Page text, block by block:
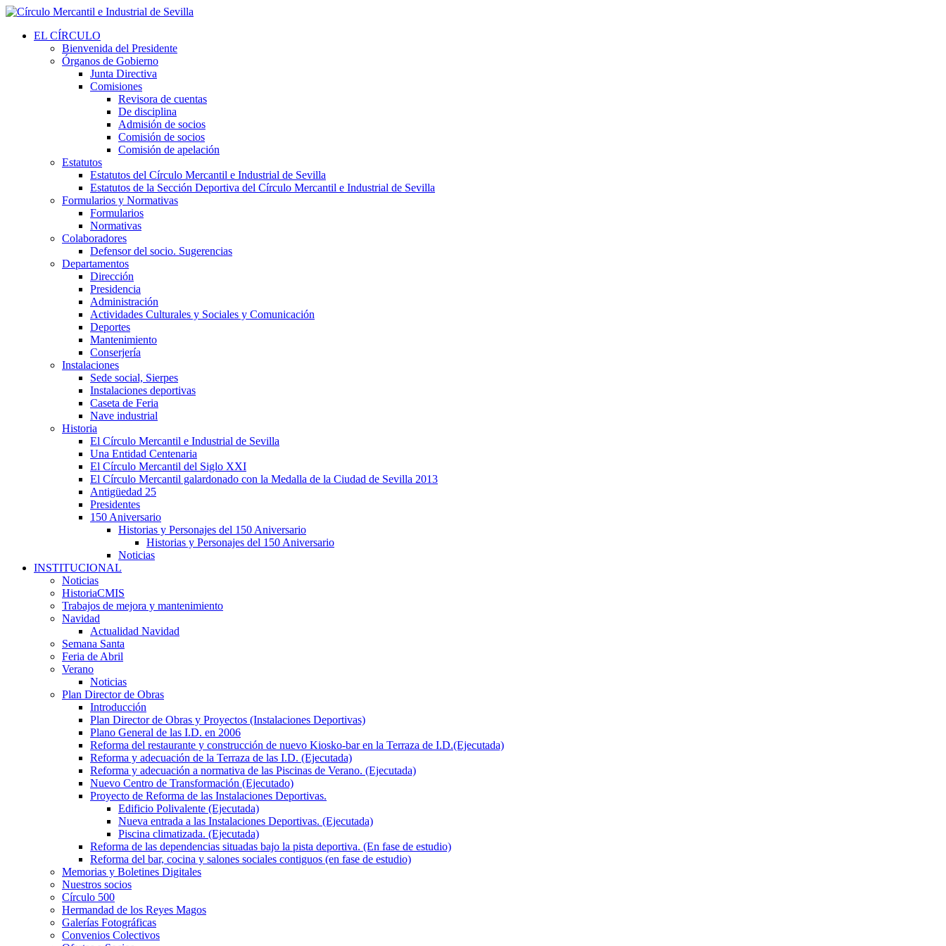
EL CÍRCULO
Bienvenida del Presidente
Órganos de Gobierno
Junta Directiva
Comisiones
Revisora de cuentas
De disciplina
Admisión de socios
Comisión de socios
Comisión de apelación
Estatutos
Estatutos del Círculo Mercantil e Industrial de Sevilla
Estatutos de la Sección Deportiva del Círculo Mercantil e Industrial de Sevilla
Formularios y Normativas
Formularios
Normativas
Colaboradores
Defensor del socio. Sugerencias
Departamentos
Dirección
Presidencia
Administración
Actividades Culturales y Sociales y Comunicación
Deportes
Mantenimiento
Conserjería
Instalaciones
Sede social, Sierpes
Instalaciones deportivas
Caseta de Feria
Nave industrial
Historia
El Círculo Mercantil e Industrial de Sevilla
Una Entidad Centenaria
El Círculo Mercantil del Siglo XXI
El Círculo Mercantil galardonado con la Medalla de la Ciudad de Sevilla 2013
Antigüedad 25
Presidentes
150 Aniversario
Historias y Personajes del 150 Aniversario
Historias y Personajes del 150 Aniversario
Noticias
INSTITUCIONAL
Noticias
HistoriaCMIS
Trabajos de mejora y mantenimiento
Navidad
Actualidad Navidad
Semana Santa
Feria de Abril
Verano
Noticias
Plan Director de Obras
Introducción
Plan Director de Obras y Proyectos (Instalaciones Deportivas)
Plano General de las I.D. en 2006
Reforma del restaurante y construcción de nuevo Kiosko-bar en la Terraza de I.D.(Ejecutada)
Reforma y adecuación de la Terraza de las I.D. (Ejecutada)
Reforma y adecuación a normativa de las Piscinas de Verano. (Ejecutada)
Nuevo Centro de Transformación (Ejecutado)
Proyecto de Reforma de las Instalaciones Deportivas.
Edificio Polivalente (Ejecutada)
Nueva entrada a las Instalaciones Deportivas. (Ejecutada)
Piscina climatizada. (Ejecutada)
Reforma de las dependencias situadas bajo la pista deportiva. (En fase de estudio)
Reforma del bar, cocina y salones sociales contiguos (en fase de estudio)
Memorias y Boletines Digitales
Nuestros socios
Círculo 500
Hermandad de los Reyes Magos
Galerías Fotográficas
Convenios Colectivos